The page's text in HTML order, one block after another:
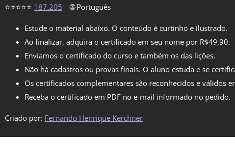
⭐⭐⭐⭐⭐ 187.205 🌐 Português
Estude o material abaixo. O conteúdo é curtinho e ilustrado.
Ao finalizar, adquira o certificado em seu nome por R$49,90.
Enviamos o certificado do curso e também os das lições.
Não há cadastros ou provas finais. O aluno estuda e se
Os certificados complementares são reconhecidos e válidos
Receba o certificado em PDF no e-mail informado no pedido.
Criado por: Fernando Henrique Kerchner